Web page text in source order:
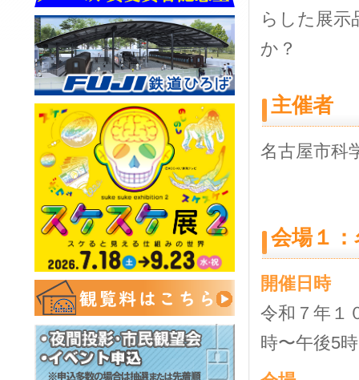
らした展
か？
主催者
名古屋市科
会場１
開催日時
令和７年１
時〜午後5